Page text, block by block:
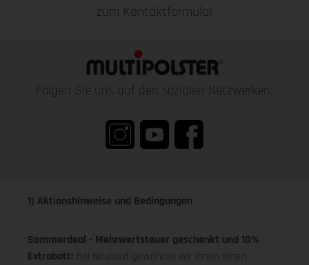
zum Kontaktformular
Folgen Sie uns auf den sozialen Netzwerken:
1) Aktionshinweise und Bedingungen
Sommerdeal - Mehrwertsteuer geschenkt und 10%
Extrabatt: Bei Neukauf gewähren wir Ihnen einen